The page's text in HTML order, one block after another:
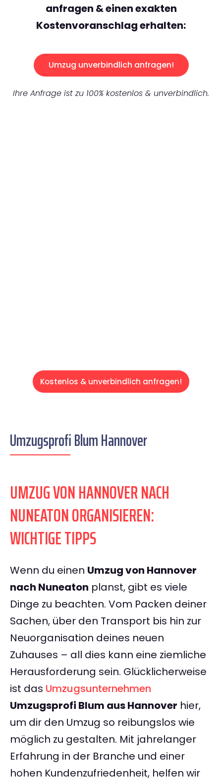
anfragen & einen exakten
Kostenvoranschlag erhalten:
Umzug unverbindlich anfragen!
Ihre Anfrage ist zu 100% kostenlos & unverbindlich.
Kostenlos & unverbindlich anfragen!
Umzugsprofi Blum Hannover
UMZUG VON HANNOVER NACH
NUNEATON ORGANISIEREN:
WICHTIGE TIPPS
Wenn du einen Umzug von Hannover
nach Nuneaton planst, gibt es viele
Dinge zu beachten. Vom Packen deiner
Sachen, über den Transport bis hin zur
Neuorganisation deines neuen
Zuhauses – all dies kann eine ziemliche
Herausforderung sein. Glücklicherweise
ist das Umzugsunternehmen
Umzugsprofi Blum aus Hannover hier,
um dir den Umzug so reibungslos wie
möglich zu gestalten. Mit jahrelanger
Erfahrung in der Branche und einer
hohen Kundenzufriedenheit, helfen wir